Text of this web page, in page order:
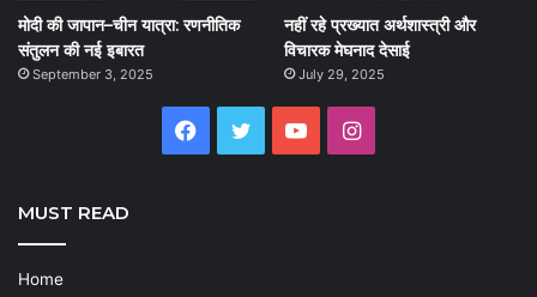
मोदी की जापान–चीन यात्रा: रणनीतिक
संतुलन की नई इबारत
September 3, 2025
नहीं रहे प्रख्यात अर्थशास्त्री और
विचारक मेघनाद देसाई
July 29, 2025
Facebook
Twitter YouTubeInstagram
MUST READ
Home